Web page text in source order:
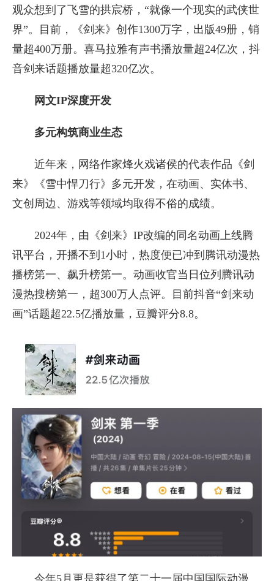
观众想到了飞雪的拱宸桥，“就像一个现实的武侠世
界”。目前，《剑来》创作1300万字，出版49册，销
量超400万册。喜马拉雅有声书播放量超24亿次，抖
音剑来话题播放量超320亿次。
网文IP深度开发
多元构筑商业生态
近年来，网络作家烽火戏诸侯的代表作品《剑
来》《雪中悍刀行》多元开发，在动画、实体书、
文创周边、游戏等领域均取得不俗的成绩。
2024年，由《剑来》IP改编的同名动画上线腾
讯平台，开播不到1小时，热度便已冲到腾讯动漫热
播榜第一、飙升榜第一。动画收官当日位列腾讯动
漫热搜榜第一，超300万人点评。目前抖音“剑来动
画”话题超22.5亿播放量，豆瓣评分8.8。
今年5月更是获得了第二十一届中国国际动漫